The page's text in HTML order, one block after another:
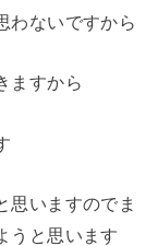
わないですから
ますから
思いますのでま
うと思います